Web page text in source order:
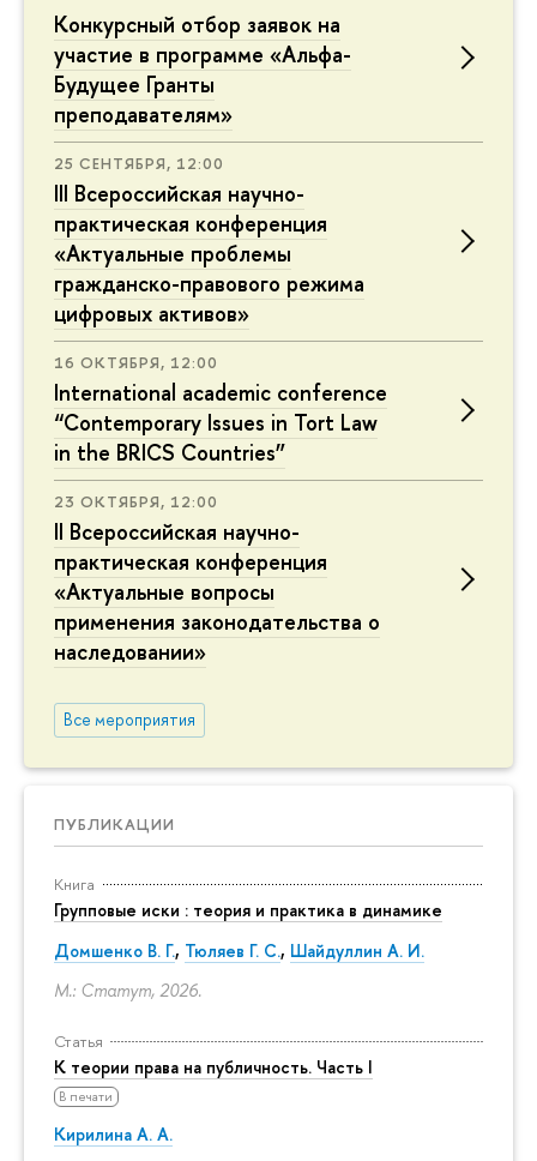
Конкурсный отбор заявок на
участие в программе «Альфа-
Будущее Гранты
преподавателям»
25 СЕНТЯБРЯ, 12:00
III Всероссийская научно-
практическая конференция
«Актуальные проблемы
гражданско-правового режима
цифровых активов»
16 ОКТЯБРЯ, 12:00
International academic conference
“Contemporary Issues in Tort Law
in the BRICS Countries”
23 ОКТЯБРЯ, 12:00
II Всероссийская научно-
практическая конференция
«Актуальные вопросы
применения законодательства о
наследовании»
Все мероприятия
ПУБЛИКАЦИИ
Книга
Групповые иски : теория и практика в динамике
Домшенко В. Г., Тюляев Г. С., Шайдуллин А. И.
М.: Статут, 2026.
Статья
К теории права на публичность. Часть I
В печати
Кирилина А. А.